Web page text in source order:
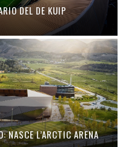
DEL DE KUIP
L’ARCTIC ARENA